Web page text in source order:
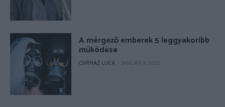
A mérgező emberek 5 leggyakoribb
működése
CSIRMAZ LUCA JANUÁR 9, 2022